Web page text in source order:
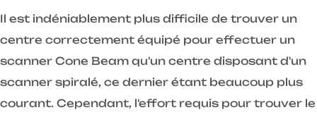
Il est indéniablement plus difficile de trouver un
centre correctement équipé pour effectuer un
scanner Cone Beam qu'un centre disposant d'un
scanner spiralé, ce dernier étant beaucoup plus
courant. Cependant, l'effort requis pour trouver le